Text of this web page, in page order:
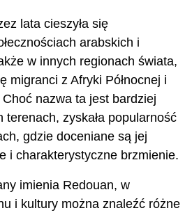
lata cieszyła się
arabskich i
w innych regionach świata,
migranci z Afryki Północnej i
nazwa ta jest bardziej
terenach, zyskała popularność
gdzie doceniane są jej
i charakterystyczne brzmienie.
imienia Redouan, w
i kultury można znaleźć różne